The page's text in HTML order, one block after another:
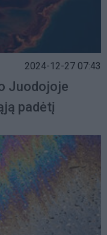
2024-12-27 07:43
Juodojoje
padėtį